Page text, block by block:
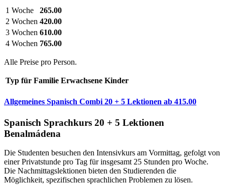
1 Woche
265.00
2 Wochen 420.00
3 Wochen 610.00
4 Wochen 765.00
Alle Preise pro Person.
Typ für Familie Erwachsene Kinder
Allgemeines Spanisch Combi 20 + 5 Lektionen ab 415.00
Spanisch Sprachkurs 20 + 5 Lektionen
Benalmádena
Die Studenten besuchen den Intensivkurs am Vormittag, gefolgt von
einer Privatstunde pro Tag für insgesamt 25 Stunden pro Woche.
Die Nachmittagslektionen bieten den Studierenden die
Möglichkeit, spezifischen sprachlichen Problemen zu lösen.